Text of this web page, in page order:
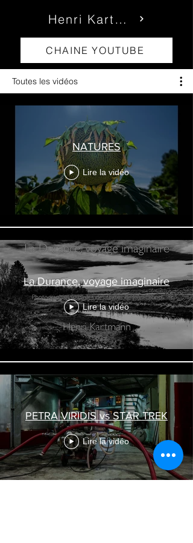
Henri Kartmann
CHAINE YOUTUBE
Toutes les vidéos
NATURES
Lire la vidéo
La Durance, voyage imaginaire
Lire la vidéo
PETRA VIRIDIS vs STAR TREK
Lire la vidéo